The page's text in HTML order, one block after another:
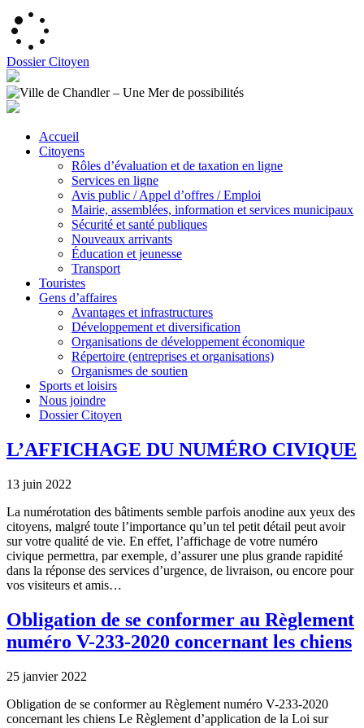
Dossier Citoyen
Accueil
Citoyens
Rôles d’évaluation et de taxation en ligne
Services en ligne
Avis public / Appel d’offres / Emploi
Mairie, assemblées, information et services municipaux
Sécurité et santé publiques
Nouveaux arrivants
Éducation et jeunesse
Transport
Touristes
Gens d’affaires
Avantages et infrastructures
Développement et diversification
Organisations de développement économique
Répertoire (entreprises et organisations)
Organismes de soutien
Sports et loisirs
Nous joindre
Dossier Citoyen
L’AFFICHAGE DU NUMÉRO CIVIQUE
13 juin 2022
La numérotation des bâtiments semble parfois anodine aux yeux des
citoyens, malgré toute l’importance qu’un tel petit détail peut avoir
sur votre qualité de vie. En effet, l’affichage de votre numéro
civique permettra, par exemple, d’assurer une plus grande rapidité
dans la réponse des services d’urgence, de livraison, ou encore pour
vos visiteurs et amis…
Obligation de se conformer au Règlement
numéro V-233-2020 concernant les chiens
25 janvier 2022
Obligation de se conformer au Règlement numéro V-233-2020
concernant les chiens Le Règlement d’application de la Loi sur